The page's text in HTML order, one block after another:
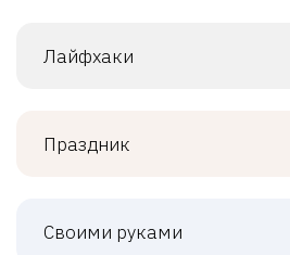
Лайфхаки
Праздник
Своими руками